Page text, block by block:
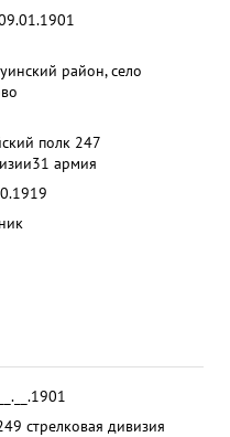
район, село
полк 247
31 армия
__.__.1901
стрелковая дивизия